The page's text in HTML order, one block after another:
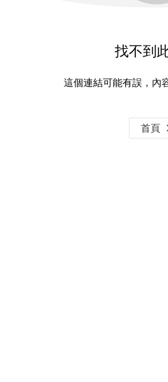
找不到
這個連結可能有誤，內
首頁